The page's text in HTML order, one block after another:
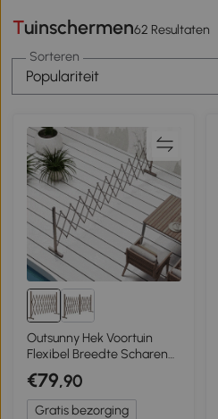
Tuinschermen62 Resultaten
Sorteren
Populariteit
Outsunny Hek Voortuin
Flexibel Breedte Scharend
Hekwerk 300 Cm Tuin
Afscheiding, Bruin
€79,90
Gratis bezorging